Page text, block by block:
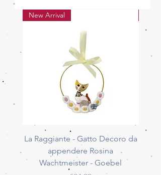
New Arrival
La Raggiante - Gatto Decoro da
appendere Rosina
Wachtmeister - Goebel